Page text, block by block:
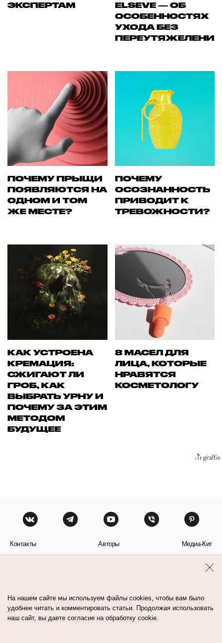
ЭКСПЕРТАМ
ELSEVE — ОБ
ОСОБЕННОСТЯХ
УХОДА БЕЗ
ПЕРЕУТЯЖЕЛЕНИЯ
ПОЧЕМУ ПРЫЩИ
ПОЯВЛЯЮТСЯ НА
ОДНОМ И ТОМ
ЖЕ МЕСТЕ?
ПОЧЕМУ
ОСОЗНАННОСТЬ
ПРИВОДИТ К
ТРЕВОЖНОСТИ?
КАК УСТРОЕНА
КРЕМАЦИЯ:
СЖИГАЮТ ЛИ
ГРОБ, КАК
ВЫБРАТЬ УРНУ И
ПОЧЕМУ ЗА ЭТИМ
МЕТОДОМ
БУДУЩЕЕ
8 МАСЕЛ ДЛЯ
ЛИЦА, КОТОРЫЕ
НРАВЯТСЯ
КОСМЕТОЛОГУ
Контакты Авторы Медиа-Кит
На нашем сайте мы используем файлы cookies, чтобы вам было
удобнее читать и комментировать статьи. Продолжая использовать
наш сайт, вы даете согласие на обработку cookie.